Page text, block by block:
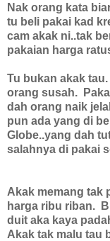
Nak orang kata
tu beli pakai kad
cam akak ni..tak
pakaian harga
Tu bukan akak
orang susah.
dah orang naik
pun ada yang di
Globe..yang dah
salahnya di pakai
Akak memang tak
harga ribu riban.
duit aka kaya
Akak tak malu tau